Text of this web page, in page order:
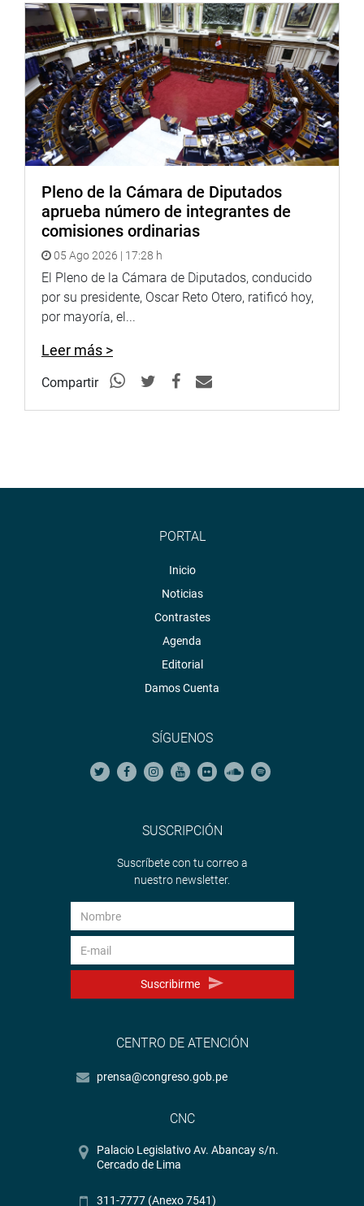
Pleno de la Cámara de Diputados
aprueba número de integrantes de
comisiones ordinarias
05 Ago 2026 | 17:28 h
El Pleno de la Cámara de Diputados, conducido
por su presidente, Oscar Reto Otero, ratificó hoy,
por mayoría, el...
Leer más >
Compartir
PORTAL
Inicio
Noticias
Contrastes
Agenda
Editorial
Damos Cuenta
SÍGUENOS
SUSCRIPCIÓN
Suscríbete con tu correo a
nuestro newsletter.
Suscribirme
CENTRO DE ATENCIÓN
prensa@congreso.gob.pe
CNC
Palacio Legislativo Av. Abancay s/n.
Cercado de Lima
311-7777 (Anexo 7541)